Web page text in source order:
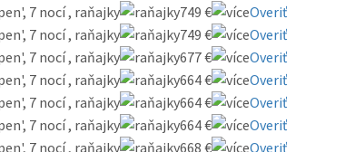
7 nocí , raňajky 749 €
Overiť
7 nocí , raňajky 749 €
Overiť
7 nocí , raňajky 677 €
Overiť
7 nocí , raňajky 664 €
Overiť
7 nocí , raňajky 664 €
Overiť
7 nocí , raňajky 664 €
Overiť
7 nocí , raňajky 668 € Overiť